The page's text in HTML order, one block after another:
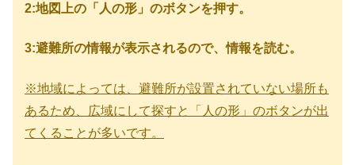
2:地図上の「人の形」のボタンを押す。
3:避難所の情報が表示されるので、情報を読む。
※地域によっては、避難所が設置されていない場所も
あるため、広域にして探すと「人の形」のボタンが出
てくることが多いです。